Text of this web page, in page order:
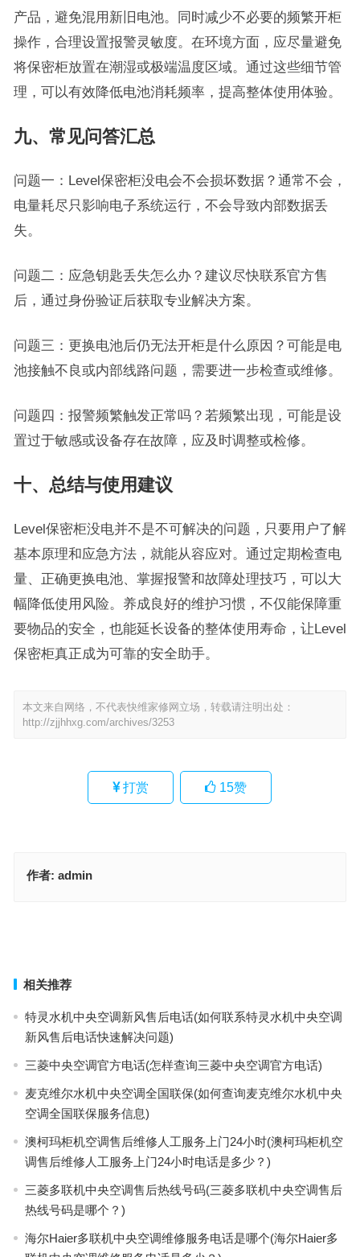
产品，避免混用新旧电池。同时减少不必要的频繁开柜
操作，合理设置报警灵敏度。在环境方面，应尽量避免
将保密柜放置在潮湿或极端温度区域。通过这些细节管
理，可以有效降低电池消耗频率，提高整体使用体验。
九、常见问答汇总
问题一：Level保密柜没电会不会损坏数据？通常不会，
电量耗尽只影响电子系统运行，不会导致内部数据丢
失。
问题二：应急钥匙丢失怎么办？建议尽快联系官方售
后，通过身份验证后获取专业解决方案。
问题三：更换电池后仍无法开柜是什么原因？可能是电
池接触不良或内部线路问题，需要进一步检查或维修。
问题四：报警频繁触发正常吗？若频繁出现，可能是设
置过于敏感或设备存在故障，应及时调整或检修。
十、总结与使用建议
Level保密柜没电并不是不可解决的问题，只要用户了解
基本原理和应急方法，就能从容应对。通过定期检查电
量、正确更换电池、掌握报警和故障处理技巧，可以大
幅降低使用风险。养成良好的维护习惯，不仅能保障重
要物品的安全，也能延长设备的整体使用寿命，让Level
保密柜真正成为可靠的安全助手。
本文来自网络，不代表快维家修网立场，转载请注明出处：
http://zjjhhxg.com/archives/3253
打赏 15赞
作者: admin
相关推荐
特灵水机中央空调新风售后电话(如何联系特灵水机中央空调
新风售后电话快速解决问题)
三菱中央空调官方电话(怎样查询三菱中央空调官方电话)
麦克维尔水机中央空调全国联保(如何查询麦克维尔水机中央
空调全国联保服务信息)
澳柯玛柜机空调售后维修人工服务上门24小时(澳柯玛柜机空
调售后维修人工服务上门24小时电话是多少？)
三菱多联机中央空调售后热线号码(三菱多联机中央空调售后
热线号码是哪个？)
海尔Haier多联机中央空调维修服务电话是哪个(海尔Haier多